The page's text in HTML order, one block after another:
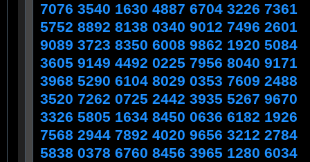
7076 3540 1630 4887 6704 3226 7361
5752 8892 8138 0340 9012 7496 2601
9089 3723 8350 6008 9862 1920 5084
3605 9149 4492 0225 7956 8040 9171
3968 5290 6104 8029 0353 7609 2488
3520 7262 0725 2442 3935 5267 9670
3326 5805 1634 8450 0636 6182 1926
7568 2944 7892 4020 9656 3212 2784
5838 0378 6760 8456 3965 1280 6034